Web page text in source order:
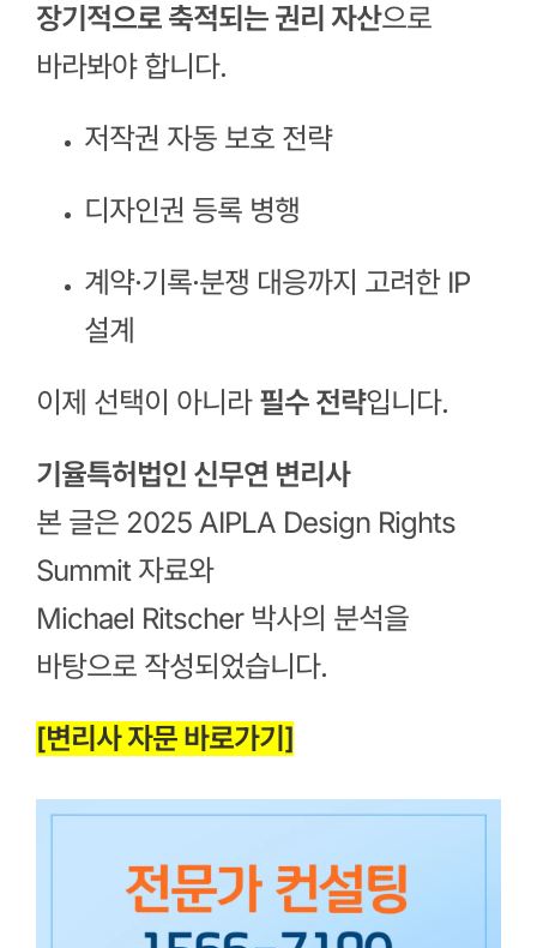
장기적으로 축적되는 권리 자산으로
바라봐야 합니다.
저작권 자동 보호 전략
디자인권 등록 병행
계약·기록·분쟁 대응까지 고려한 IP
설계
이제 선택이 아니라 필수 전략입니다.
기율특허법인 신무연 변리사
본 글은 2025 AIPLA Design Rights
Summit자료와
Michael Ritscher 박사의 분석을
바탕으로 작성되었습니다.
[변리사 자문 바로가기]